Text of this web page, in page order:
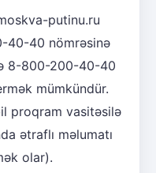
putinu.ru
40-40 nömrəsinə
8-800-200-40-40
mümkündür.
proqram vasitəsilə
ətraflı məlumatı
olar).